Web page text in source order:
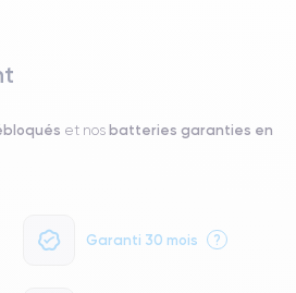
et nos batteries garanties en
Garanti 30 mois ?